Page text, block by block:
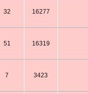
32 16277
51 16319
7 3423